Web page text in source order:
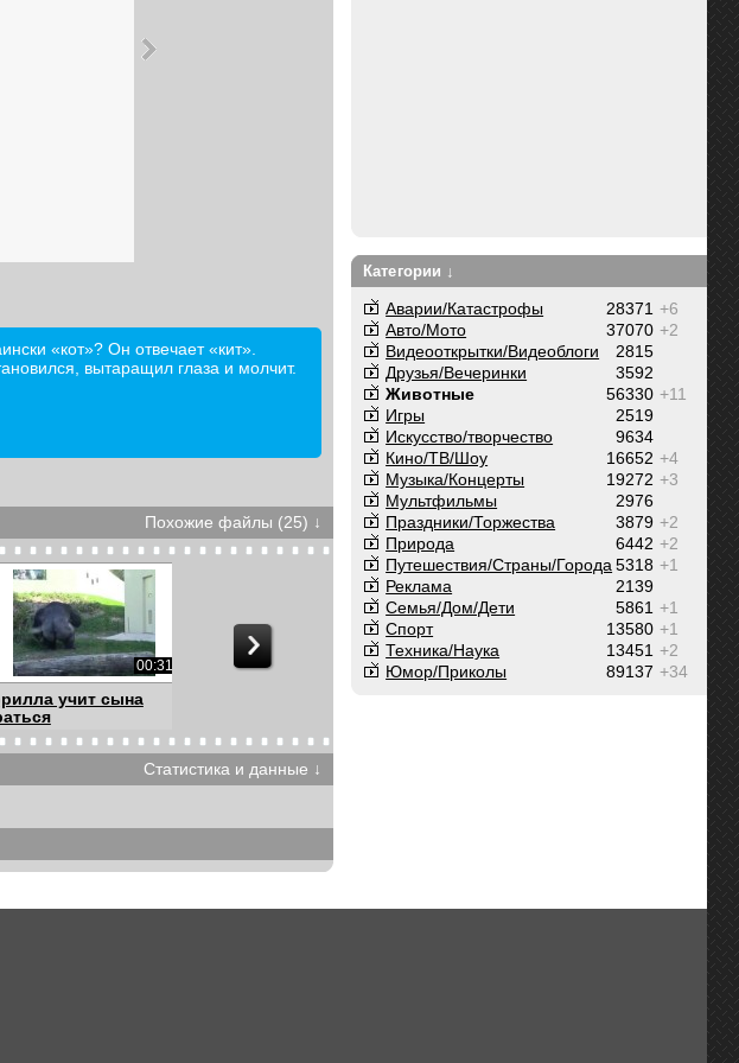
«кот»? Он отвечает «кит».
вытаращил глаза и молчит.
Похожие файлы (25) ↓
00:31
учит сына
02:11
и крокодил
Статистика и данные ↓
Категории ↓
+6
28371
Аварии/Катастрофы
+2
37070
Авто/Мото
2815
Видеооткрытки/Видеоблоги
3592
Друзья/Вечеринки
+11
56330
Животные
2519
Игры
9634
Искусство/творчество
+4
16652
Кино/ТВ/Шоу
+3
19272
Музыка/Концерты
2976
Мультфильмы
+2
3879
Праздники/Торжества
+2
6442
Природа
+1
5318
Путешествия/Cтраны/Города
2139
Реклама
+1
5861
Семья/Дом/Дети
+1
13580
Спорт
+2
13451
Техника/Наука
+34
89137
Юмор/Приколы